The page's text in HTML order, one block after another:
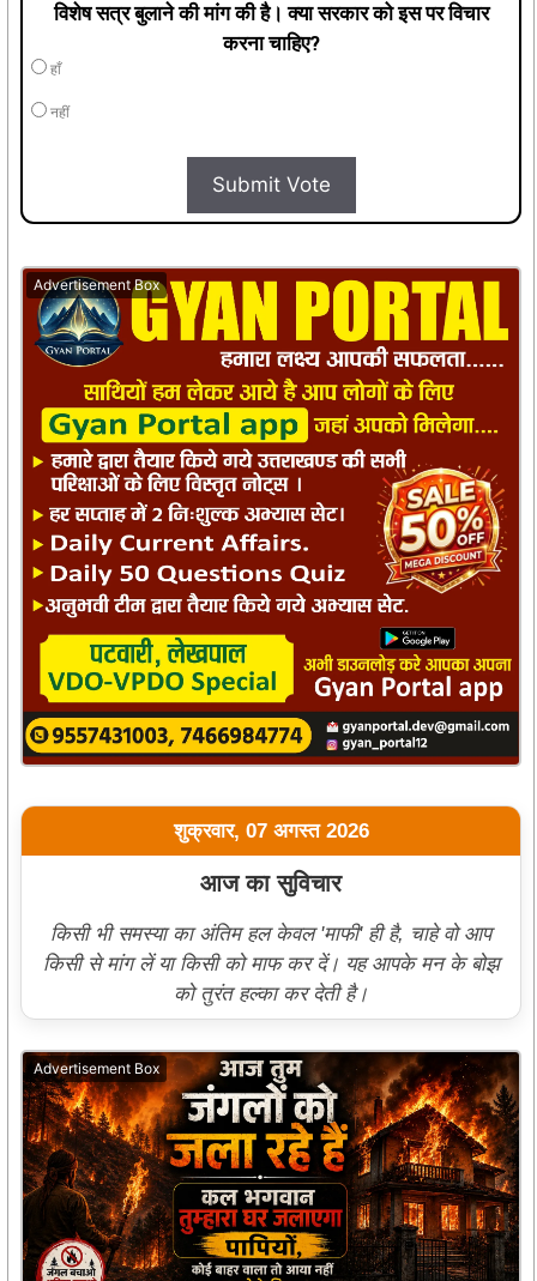
विशेष सत्र बुलाने की मांग की है। क्या सरकार को इस पर विचार
करना चाहिए?
हाँ
नहीं
Submit Vote
Advertisement Box
शुक्रवार, 07 अगस्त 2026
आज का सुविचार
किसी भी समस्या का अंतिम हल केवल 'माफी' ही है, चाहे वो आप
किसी से मांग लें या किसी को माफ कर दें। यह आपके मन के बोझ
को तुरंत हल्का कर देती है।
Advertisement Box